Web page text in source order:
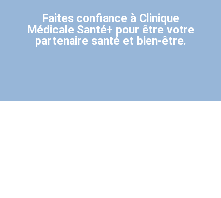
Faites confiance à Clinique
Médicale Santé+ pour être votre
partenaire santé et bien-être.